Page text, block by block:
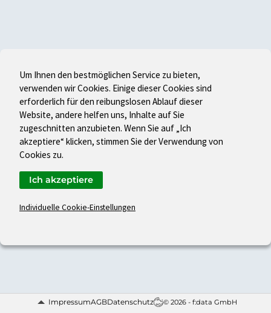
ImpressumAGBDatenschutz © 2026 - f:data GmbH
Um Ihnen den bestmöglichen Service zu bieten,
verwenden wir Cookies. Einige dieser Cookies sind
erforderlich für den reibungslosen Ablauf dieser
Website, andere helfen uns, Inhalte auf Sie
zugeschnitten anzubieten. Wenn Sie auf „Ich
akzeptiere“ klicken, stimmen Sie der Verwendung von
Cookies zu.
Individuelle Cookie-Einstellungen
Ich akzeptiere